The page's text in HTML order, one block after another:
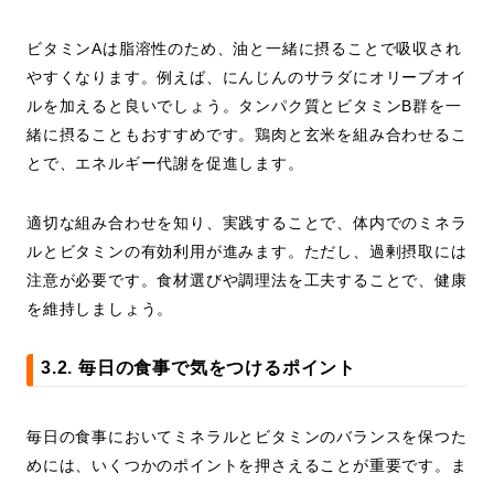
ビタミンAは脂溶性のため、油と一緒に摂ることで吸収され
やすくなります。例えば、にんじんのサラダにオリーブオイ
ルを加えると良いでしょう。タンパク質とビタミンB群を一
緒に摂ることもおすすめです。鶏肉と玄米を組み合わせるこ
とで、エネルギー代謝を促進します。
適切な組み合わせを知り、実践することで、体内でのミネラ
ルとビタミンの有効利用が進みます。ただし、過剰摂取には
注意が必要です。食材選びや調理法を工夫することで、健康
を維持しましょう。
3.2. 毎日の食事で気をつけるポイント
毎日の食事においてミネラルとビタミンのバランスを保つた
めには、いくつかのポイントを押さえることが重要です。ま